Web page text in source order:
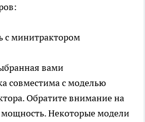
с минитрактором
вами
совместима с моделью
Обратите внимание на
Некоторые модели